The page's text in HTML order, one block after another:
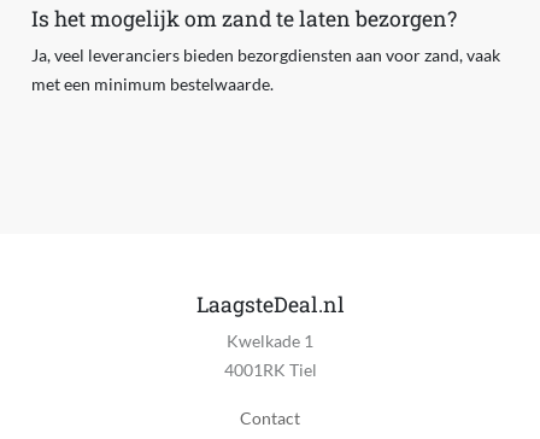
Is het mogelijk om zand te laten bezorgen?
Ja, veel leveranciers bieden bezorgdiensten aan voor zand, vaak
met een minimum bestelwaarde.
LaagsteDeal.nl
Kwelkade 1
4001RK Tiel
Contact